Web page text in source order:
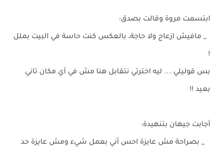
ابتسمت مروة وقالت بصدق:
_ مافيش ازعاج ولا حاجة، بالعكس كنت حاسة في البيت بملل
!
بس قوليلي ... ليه اخترتي نتقابل هنا مش في أي مكان تاني
بعيد !!
أجابت جيهان بتنهيدة:
_ بصراحة مش عايزة احس أني بعمل شيء ومش عايزة حد